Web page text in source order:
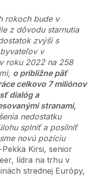
rokoch bude v
z dôvodu starnutia
zvýši s
v
roku 2022 na 258
o približne päť
celkovo 7 miliónov
dialóg a
stranami,
nedostatku
splniť a posilniť
novú pozíciu
Kirsi, senior
lídra na trhu v
strednej Európy,